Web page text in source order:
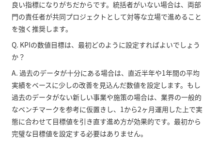
良い指標になりがちだからです。統括者がいない場合は、両部
門の責任者が共同プロジェクトとして対等な立場で進めること
を強く推奨します。
Q. KPIの数値目標は、最初どのように設定すればよいでしょう
か？
A. 過去のデータが十分にある場合は、直近半年や1年間の平均
実績をベースに少しの改善を見込んだ数値を設定します。もし
過去のデータがない新しい事業や施策の場合は、業界の一般的
なベンチマークを参考に仮置きし、1から2ヶ月運用した上で実
態に合わせて目標値を引き直す進め方が効果的です。最初から
完璧な目標値を設定する必要はありません。